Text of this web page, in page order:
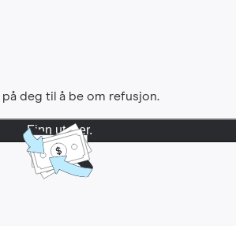
på deg til å be om refusjon.
Finn ut mer.